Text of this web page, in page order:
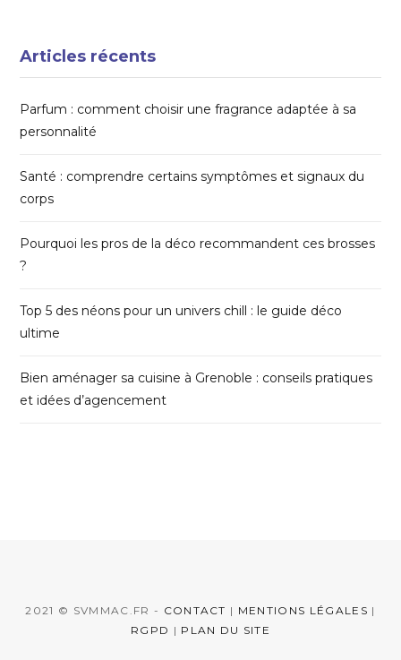
Articles récents
Parfum : comment choisir une fragrance adaptée à sa
personnalité
Santé : comprendre certains symptômes et signaux du
corps
Pourquoi les pros de la déco recommandent ces brosses
?
Top 5 des néons pour un univers chill : le guide déco
ultime
Bien aménager sa cuisine à Grenoble : conseils pratiques
et idées d’agencement
2021 © SVMMAC.FR - CONTACT | MENTIONS LÉGALES |
RGPD | PLAN DU SITE